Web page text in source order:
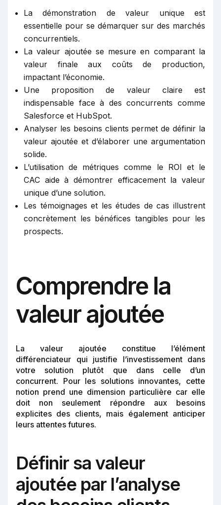
La démonstration de valeur unique est
essentielle pour se démarquer sur des marchés
concurrentiels.
La valeur ajoutée se mesure en comparant la
valeur finale aux coûts de production,
impactant l’économie.
Une proposition de valeur claire est
indispensable face à des concurrents comme
Salesforce et HubSpot.
Analyser les besoins clients permet de définir la
valeur ajoutée et d’élaborer une argumentation
solide.
L’utilisation de métriques comme le ROI et le
CAC aide à démontrer efficacement la valeur
unique d’une solution.
Les témoignages et les études de cas illustrent
concrètement les bénéfices tangibles pour les
prospects.
Comprendre la
valeur ajoutée
La valeur ajoutée constitue l’élément
différenciateur qui justifie l’investissement dans
votre solution plutôt que dans celle d’un
concurrent. Pour les solutions innovantes, cette
notion prend une dimension particulière car elle
doit non seulement répondre aux besoins
explicites des clients, mais également anticiper
leurs attentes futures.
Définir sa valeur
ajoutée par l’analyse